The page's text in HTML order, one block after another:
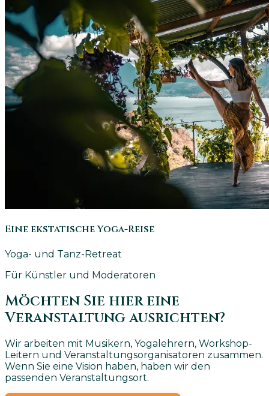
Eine ekstatische Yoga-Reise
Yoga- und Tanz-Retreat
Für Künstler und Moderatoren
Möchten Sie hier eine
Veranstaltung ausrichten?
Wir arbeiten mit Musikern, Yogalehrern, Workshop-
Leitern und Veranstaltungsorganisatoren zusammen.
Wenn Sie eine Vision haben, haben wir den
passenden Veranstaltungsort.